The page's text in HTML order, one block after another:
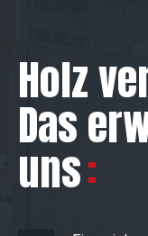
Holz
Das
uns